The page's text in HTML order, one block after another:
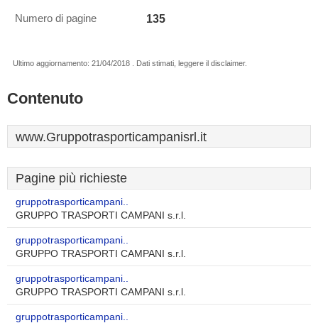
Numero di pagine 135
Ultimo aggiornamento: 21/04/2018 . Dati stimati, leggere il disclaimer.
Contenuto
www.Gruppotrasporticampanisrl.it
Pagine più richieste
gruppotrasporticampani..
GRUPPO TRASPORTI CAMPANI s.r.l.
gruppotrasporticampani..
GRUPPO TRASPORTI CAMPANI s.r.l.
gruppotrasporticampani..
GRUPPO TRASPORTI CAMPANI s.r.l.
gruppotrasporticampani..